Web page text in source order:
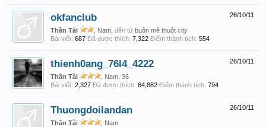
26/10/11
okfanclub
Thần Tài , Nam, đến từ buôn mê thuột city
Bài viết: 687 Đã được thích: 7,322 Điểm thành tích: 554
26/10/11
thienh0ang_76l4_4222
Thần Tài
, Nam, 36
Bài viết: 2,327 Đã được thích: 64,882 Điểm thành tích: 794
26/10/11
Thuongdoilandan
Thần Tài
, Nam